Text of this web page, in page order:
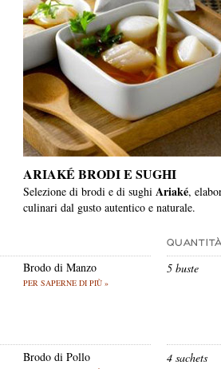
ARIAKÉ BRODI E SUGHI
Selezione di brodi e di sughi Ariaké,
culinari dal gusto autentico e naturale.
Brodo di Manzo
PER SAPERNE DI PIÙ »
5 buste
Brodo di Pollo 4 sachets